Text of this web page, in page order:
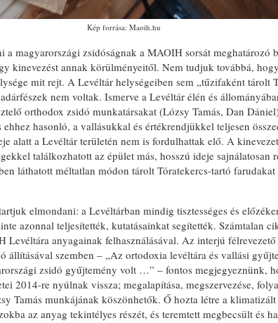
Kép forrása: Maoih.hu
magyarországi zsidóságnak a MAOIH sorsát meghatározó
kinevezést annak körülményeitől. Nem tudjuk továbbá,
mit rejt. A Levéltár helységeiben sem „tűzifaként tárolt
nem voltak. Ismerve a Levéltár élén és
orthodox zsidó munkatársakat (Lózsy Tamás, Dan
hasonló, a vallásukkal és értékrendjükkel teljesen
alatt a Levéltár területén nem is fordulhattak elő. A
találkozhatott az épület más, hosszú ideje sajnálatosan
láthatott méltatlan módon tárolt Tóratekercs-tartó farudakat
elmondani: a Levéltárban mindig tisztességes és
azonnal teljesítették, kutatásainkat segítették. Számtalan
Levéltára anyagainak felhasználásával. Az interjú félrevezető
állításával szemben – „Az ortodoxia levéltára és vallási
zsidó gyűjtemény volt …” – fontos megjegyeznünk,
2014-re nyúlnak vissza; megalapítása, megszervezése,
Tamás munkájának köszönhetők. Ő hozta létre a
az anyag tekintélyes részét, és teremtett megbecsült és